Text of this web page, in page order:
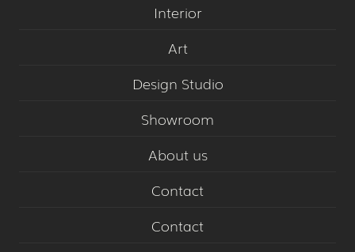
Interior
Art
Design Studio
Showroom
About us
Contact
Contact